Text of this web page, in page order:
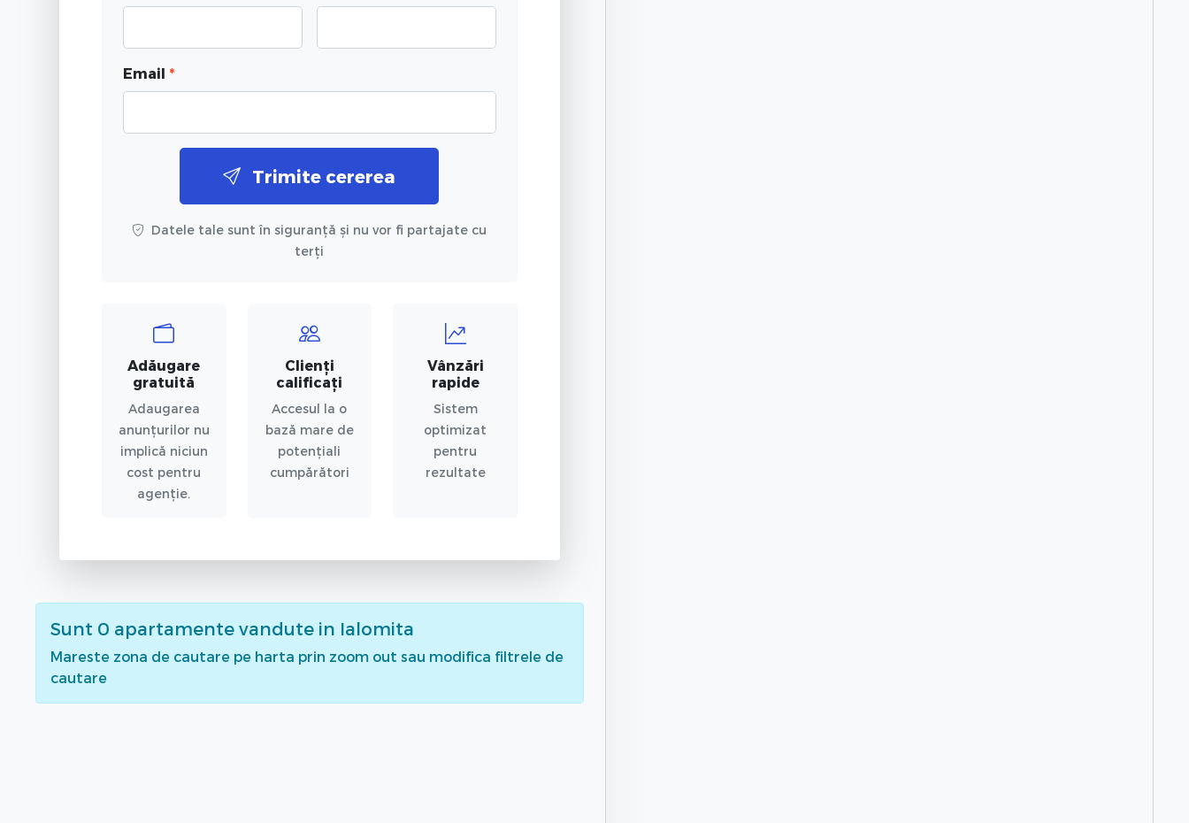
Email *
Trimite cererea
Datele tale sunt în siguranță și nu vor fi partajate cu
terți
Adăugare
gratuită
Adaugarea
anunțurilor nu
implică niciun
cost pentru
agenție.
Clienți
calificați
Accesul la o
bază mare de
potențiali
cumpărători
Vânzări
rapide
Sistem
optimizat
pentru
rezultate
Sunt 0 apartamente vandute in Ialomita
Mareste zona de cautare pe harta prin zoom out sau modifica filtrele de
cautare